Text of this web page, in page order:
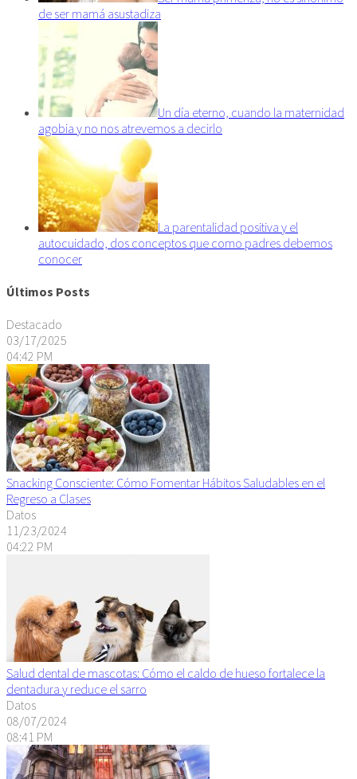
de ser mamá asustadiza
Un día eterno, cuando la maternidad
agobia y no nos atrevemos a decirlo
La parentalidad positiva y el
autocuidado, dos conceptos que como padres debemos
conocer
Últimos Posts
Destacado
03/17/2025
04:42 PM
Snacking Consciente: Cómo Fomentar Hábitos Saludables en el
Regreso a Clases
Datos
11/23/2024
04:22 PM
Salud dental de mascotas: Cómo el caldo de hueso fortalece la
dentadura y reduce el sarro
Datos
08/07/2024
08:41 PM